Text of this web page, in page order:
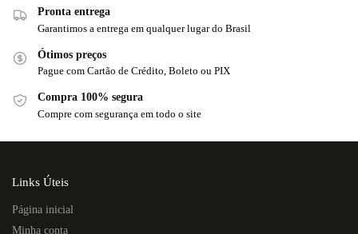
Pronta entrega
Garantimos a entrega em qualquer lugar do Brasil
Ótimos preços
Pague com Cartão de Crédito, Boleto ou PIX
Compra 100% segura
Compre com segurança em todo o site
Links Úteis
Página inicial
Minha conta